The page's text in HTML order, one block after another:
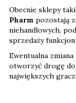
Obecnie sklepy
Pharm pozostają
niehandlowych,
sprzedaży
Ewentualna
otworzyć drogę do
największych